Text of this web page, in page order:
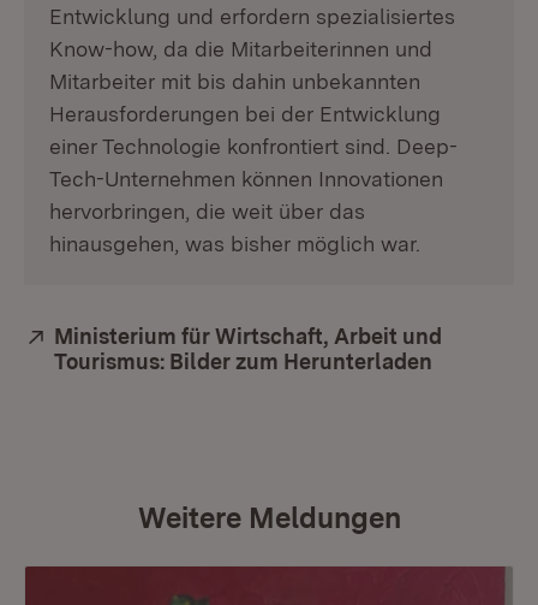
Entwicklung und erfordern spezialisiertes
Know-how, da die Mitarbeiterinnen und
Mitarbeiter mit bis dahin unbekannten
Herausforderungen bei der Entwicklung
einer Technologie konfrontiert sind. Deep-
Tech-Unternehmen können Innovationen
hervorbringen, die weit über das
hinausgehen, was bisher möglich war.
Extern:
Ministerium für Wirtschaft, Arbeit und
Tourismus: Bilder zum Herunterladen
Weitere Meldungen